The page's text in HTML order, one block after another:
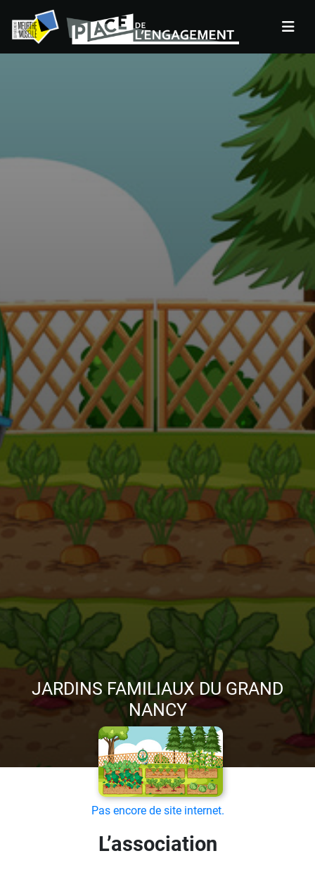
JARDINS FAMILIAUX DU GRAND
NANCY
Pas encore de site internet.
L’association
Panneau de gestion des cookies